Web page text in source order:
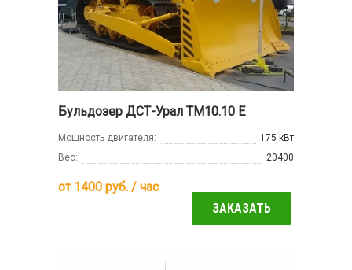
Бульдозер ДСТ-Урал ТМ10.10 Е
Мощность двигателя:
175 кВт
Вес:
20400
от 1400 руб. / час
ЗАКАЗАТЬ